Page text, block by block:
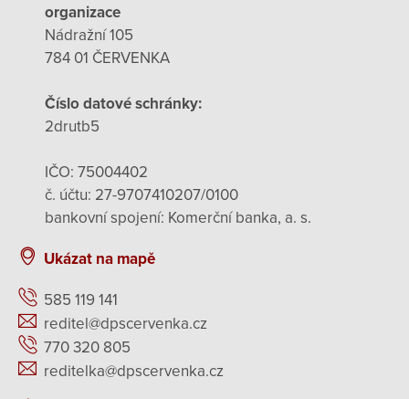
organizace
Nádražní 105
784 01 ČERVENKA
Číslo datové schránky:
2drutb5
IČO: 75004402
č. účtu: 27-9707410207/0100
bankovní spojení: Komerční banka, a. s.
Ukázat na mapě
585 119 141
reditel@dpscervenka.cz
770 320 805
reditelka@dpscervenka.cz